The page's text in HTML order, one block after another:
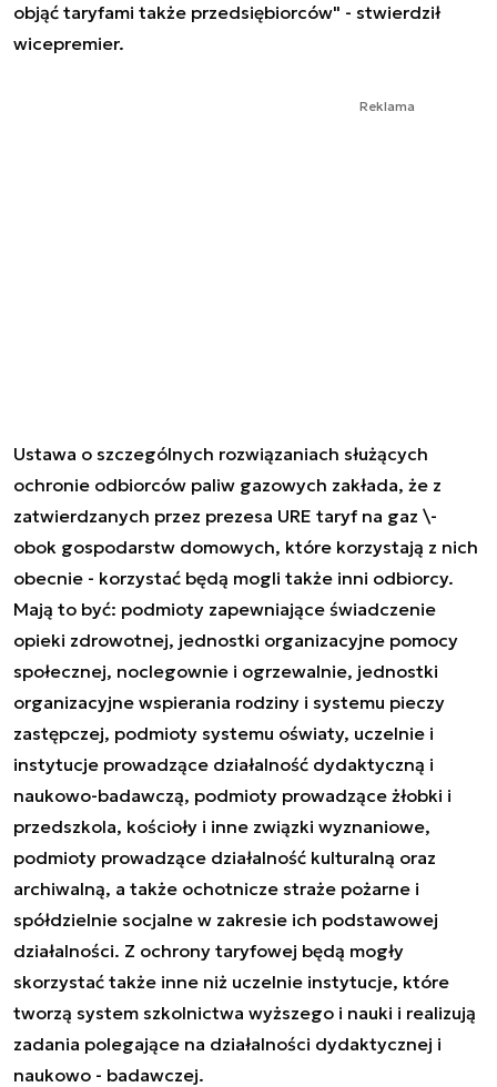
objąć taryfami także przedsiębiorców" - stwierdził
wicepremier.
Reklama
Ustawa o szczególnych rozwiązaniach służących
ochronie odbiorców paliw gazowych zakłada, że z
zatwierdzanych przez prezesa URE taryf na gaz \-
obok gospodarstw domowych, które korzystają z nich
obecnie - korzystać będą mogli także inni odbiorcy.
Mają to być: podmioty zapewniające świadczenie
opieki zdrowotnej, jednostki organizacyjne pomocy
społecznej, noclegownie i ogrzewalnie, jednostki
organizacyjne wspierania rodziny i systemu pieczy
zastępczej, podmioty systemu oświaty, uczelnie i
instytucje prowadzące działalność dydaktyczną i
naukowo-badawczą, podmioty prowadzące żłobki i
przedszkola, kościoły i inne związki wyznaniowe,
podmioty prowadzące działalność kulturalną oraz
archiwalną, a także ochotnicze straże pożarne i
spółdzielnie socjalne w zakresie ich podstawowej
działalności. Z ochrony taryfowej będą mogły
skorzystać także inne niż uczelnie instytucje, które
tworzą system szkolnictwa wyższego i nauki i realizują
zadania polegające na działalności dydaktycznej i
naukowo - badawczej.